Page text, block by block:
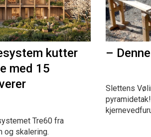
kutter
med 15
Tre60 fra
og skalering.
–
Slettens